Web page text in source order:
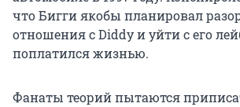
что Бигги якобы планировал
отношения с Diddy и уйти с его
поплатился жизнью.
Фанаты теорий пытаются